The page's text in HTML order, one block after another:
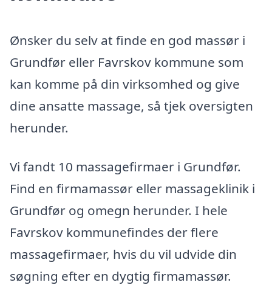
Ønsker du selv at finde en god massør i
Grundfør eller Favrskov kommune som
kan komme på din virksomhed og give
dine ansatte massage, så tjek oversigten
herunder.
Vi fandt 10 massagefirmaer i Grundfør.
Find en firmamassør eller massageklinik i
Grundfør og omegn herunder. I hele
Favrskov kommunefindes der flere
massagefirmaer, hvis du vil udvide din
søgning efter en dygtig firmamassør.